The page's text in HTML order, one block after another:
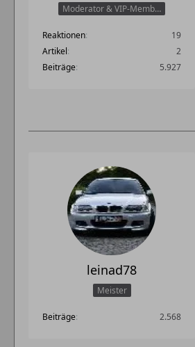
Moderator & VIP-Member
Reaktionen
19
Artikel
2
Beiträge
5.927
leinad78
Meister
Beiträge 2.568